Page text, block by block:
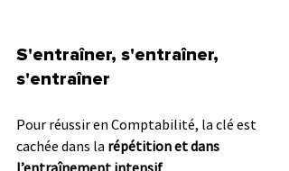
S'entraîner, s'entraîner,
s'entraîner
Pour réussir en Comptabilité, la clé est
cachée dans la répétition et dans
l’entraînement intensif.